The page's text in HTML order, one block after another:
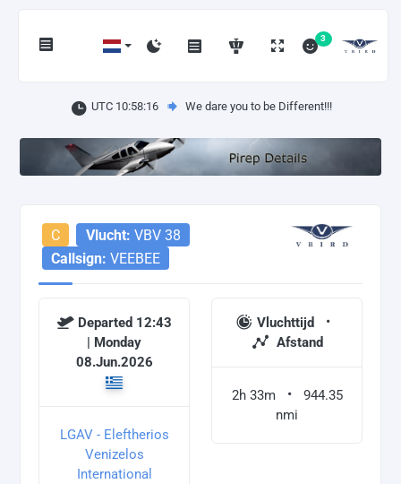
3
UTC 10:58:16 We dare you to be Different!!!
C Vlucht: VBV 38
Callsign: VEEBEE
Departed 12:43
| Monday
08.Jun.2026
LGAV - Eleftherios
Venizelos
International
Vluchttijd
Afstand
2h 33m
944.35
nmi